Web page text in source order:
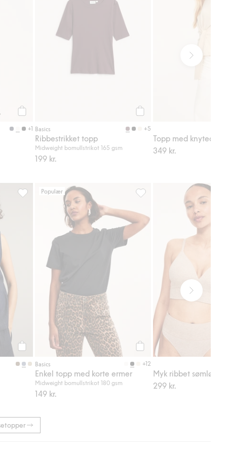
+1 Basics +5
Ribbestrikket topp
Midweight bomullstrikot 165 gsm
199 kr.
Topp med
349 kr.
i favoriter
Legg til
Singlet i denim, Legg til i favoriter
Populær
Legg til
Basics +12
Enkel topp med korte ermer
Midweight bomullstrikot 180 gsm
149 kr.
Enkel topp med korte
Myk ribbet sømløs
299 kr.